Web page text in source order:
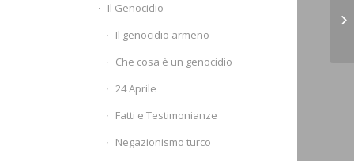
Il Genocidio
Il genocidio armeno
Che cosa è un genocidio
24 Aprile
Fatti e Testimonianze
Negazionismo turco